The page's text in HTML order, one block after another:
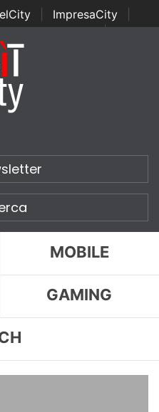
ImpresaCity
Channel Awards | Italian
Security Awards
MOBILE
GAMING